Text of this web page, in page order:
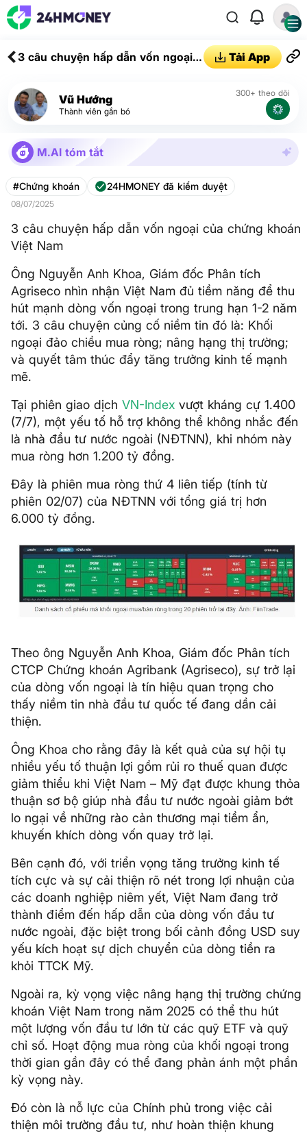
3 câu chuyện hấp dẫn vốn ngoại
Tải App
Vũ Hướng
Thành viên gắn bó
300+ theo dõi
M.AI tóm tắt
#Chứng khoán 24HMONEY đã kiểm duyệt
08/07/2025
3 câu chuyện hấp dẫn vốn ngoại của chứng khoán
Việt Nam
Ông Nguyễn Anh Khoa, Giám đốc Phân tích
Agriseco nhìn nhận Việt Nam đủ tiềm năng để thu
hút mạnh dòng vốn ngoại trong trung hạn 1-2 năm
tới. 3 câu chuyện củng cố niềm tin đó là: Khối
ngoại đảo chiều mua ròng; nâng hạng thị trường;
và quyết tâm thúc đẩy tăng trưởng kinh tế mạnh
mẽ.
Tại phiên giao dịch VN-Index vượt kháng cự 1.400
(7/7), một yếu tố hỗ trợ không thể không nhắc đến
là nhà đầu tư nước ngoài (NĐTNN), khi nhóm này
mua ròng hơn 1.200 tỷ đồng.
Đây là phiên mua ròng thứ 4 liên tiếp (tính từ
phiên 02/07) của NĐTNN với tổng giá trị hơn
6.000 tỷ đồng.
Theo ông Nguyễn Anh Khoa, Giám đốc Phân tích
CTCP Chứng khoán Agribank (Agriseco), sự trở lại
của dòng vốn ngoại là tín hiệu quan trọng cho
thấy niềm tin nhà đầu tư quốc tế đang dần cải
thiện.
Ông Khoa cho rằng đây là kết quả của sự hội tụ
nhiều yếu tố thuận lợi gồm rủi ro thuế quan được
giảm thiểu khi Việt Nam – Mỹ đạt được khung thỏa
thuận sơ bộ giúp nhà đầu tư nước ngoài giảm bớt
lo ngại về những rào cản thương mại tiềm ẩn,
khuyến khích dòng vốn quay trở lại.
Bên cạnh đó, với triển vọng tăng trưởng kinh tế
tích cực và sự cải thiện rõ nét trong lợi nhuận của
các doanh nghiệp niêm yết, Việt Nam đang trở
thành điểm đến hấp dẫn của dòng vốn đầu tư
nước ngoài, đặc biệt trong bối cảnh đồng USD suy
yếu kích hoạt sự dịch chuyển của dòng tiền ra
khỏi TTCK Mỹ.
Ngoài ra, kỳ vọng việc nâng hạng thị trường chứng
khoán Việt Nam trong năm 2025 có thể thu hút
một lượng vốn đầu tư lớn từ các quỹ ETF và quỹ
chỉ số. Hoạt động mua ròng của khối ngoại trong
thời gian gần đây có thể đang phản ánh một phần
kỳ vọng này.
Đó còn là nỗ lực của Chính phủ trong việc cải
thiện môi trường đầu tư, như hoàn thiện khung